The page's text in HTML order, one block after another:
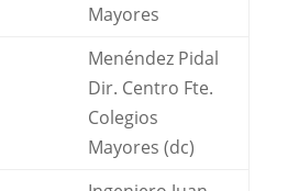
Mayores
Menéndez Pidal
Dir. Centro Fte.
Colegios
Mayores (dc)